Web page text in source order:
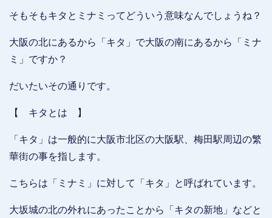
そもそもキタとミナミってどういう意味なんでしょうね？
大阪の北にあるから「キタ」で大阪の南にあるから「ミナ
ミ」ですか？
だいたいその通りです。
【 キタとは 】
「キタ」は一般的に大阪市北区の大阪駅、梅田駅周辺の繁
華街の事を指します。
こちらは「ミナミ」に対して「キタ」と呼ばれています。
大坂城の北の外れにあったことから「キタの新地」などと